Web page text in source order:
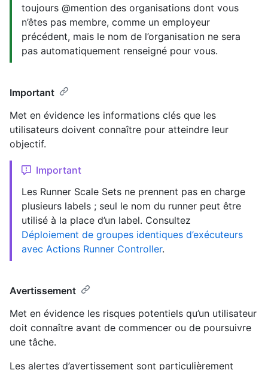
toujours @mention des organisations dont vous
n’êtes pas membre, comme un employeur
précédent, mais le nom de l’organisation ne sera
pas automatiquement renseigné pour vous.
Important
Met en évidence les informations clés que les
utilisateurs doivent connaître pour atteindre leur
objectif.
Important
Les Runner Scale Sets ne prennent pas en charge
plusieurs labels ; seul le nom du runner peut être
utilisé à la place d’un label. Consultez
Déploiement de groupes identiques d’exécuteurs
avec Actions Runner Controller.
Avertissement
Met en évidence les risques potentiels qu’un utilisateur
doit connaître avant de commencer ou de poursuivre
une tâche.
Les alertes d’avertissement sont particulièrement